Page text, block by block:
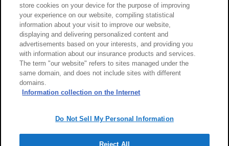
【お詫び】超保険のよくあるご質問（FAQ）記載誤りについて
もっと見る
サイトのご利用について
勧誘方針
store cookies on your device for the purpose of improving
your experience on our website, compiling statistical
information about your visit to improve our website,
displaying and delivering personalized content and
advertisements based on your interests, and providing you
with information about our insurance products and services.
The term "our website" refers to sites managed under the
same domain, and does not include sites with different
domains.
Information collection on the Internet
Do Not Sell My Personal Information
Reject All